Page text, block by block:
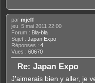
par mjeff
jeu. 5 mai 2011 22:00
Forum : Bla-bla
Sujet : Japan Expo
Réponses : 4
Vues : 60670
Re: Japan Expo
J'aimerais bien y aller, je